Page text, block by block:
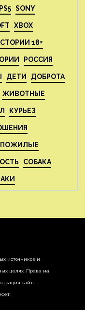
PS5 SONY
XBOX
18+
РОССИЯ
ДЕТИ ДОБРОТА
ЖИВОТНЫЕ
КУРЬЕЗ
ПОЖИЛЫЕ
СОБАКА
источников и
целях. Права на
сайта